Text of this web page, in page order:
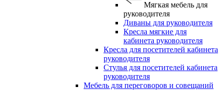
Мягкая мебель для
руководителя
Диваны для руководителя
Кресла мягкие для
кабинета руководителя
Кресла для посетителей кабинета
руководителя
Стулья для посетителей кабинета
руководителя
Мебель для переговоров и совещаний